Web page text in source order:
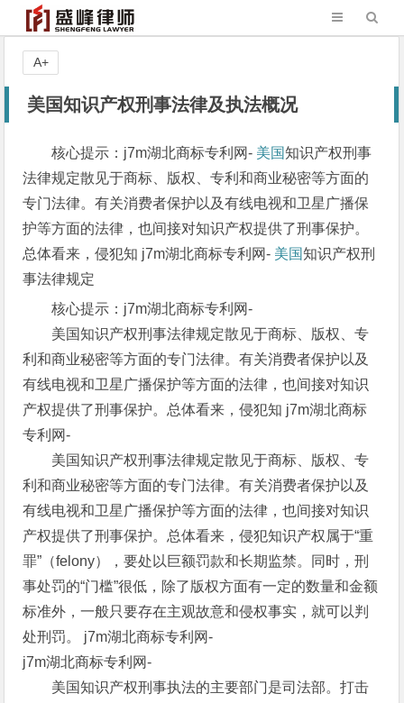
美国知识产权刑事法律及执法概况
核心提示：j7m湖北商标专利网- 美国知识产权刑事
法律规定散见于商标、版权、专利和商业秘密等方面的
专门法律。有关消费者保护以及有线电视和卫星广播保
护等方面的法律，也间接对知识产权提供了刑事保护。
总体看来，侵犯知 j7m湖北商标专利网- 美国知识产权刑
事法律规定
核心提示：j7m湖北商标专利网-
美国知识产权刑事法律规定散见于商标、版权、专
利和商业秘密等方面的专门法律。有关消费者保护以及
有线电视和卫星广播保护等方面的法律，也间接对知识
产权提供了刑事保护。总体看来，侵犯知 j7m湖北商标
专利网-
美国知识产权刑事法律规定散见于商标、版权、专
利和商业秘密等方面的专门法律。有关消费者保护以及
有线电视和卫星广播保护等方面的法律，也间接对知识
产权提供了刑事保护。总体看来，侵犯知识产权属于“重
罪”（felony），要处以巨额罚款和长期监禁。同时，刑
事处罚的“门槛”很低，除了版权方面有一定的数量和金额
标准外，一般只要存在主观故意和侵权事实，就可以判
处刑罚。 j7m湖北商标专利网-
j7m湖北商标专利网-
美国知识产权刑事执法的主要部门是司法部。打击
A+